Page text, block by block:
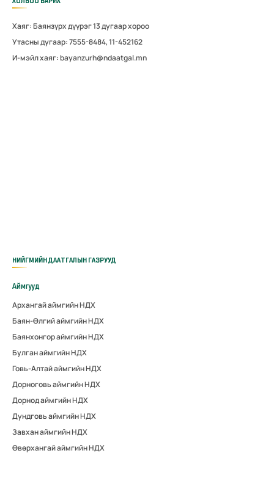
Хаяг: Баянзүрх дүүрэг 13 дугаар хороо
Утасны дугаар: 7555-8484, 11-452162
И-мэйл хаяг: bayanzurh@ndaatgal.mn
НИЙГМИЙН ДААТГАЛЫН ГАЗРУУД
Аймгууд
Архангай аймгийн НДХ
Баян-Өлгий аймгийн НДХ
Баянхонгор аймгийн НДХ
Булган аймгийн НДХ
Говь-Алтай аймгийн НДХ
Дорноговь аймгийн НДХ
Дорнод аймгийн НДХ
Дундговь аймгийн НДХ
Завхан аймгийн НДХ
Өвөрхангай аймгийн НДХ